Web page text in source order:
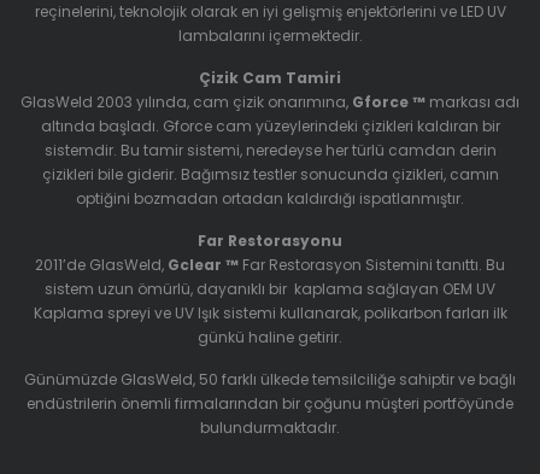
reçinelerini, teknolojik olarak en iyi gelişmiş enjektörlerini ve LED UV
lambalarını içermektedir.
Çizik Cam Tamiri
GlasWeld 2003 yılında, cam çizik onarımına, Gforce ™ markası adı
altında başladı. Gforce cam yüzeylerindeki çizikleri kaldıran bir
sistemdir. Bu tamir sistemi, neredeyse her türlü camdan derin
çizikleri bile giderir. Bağımsız testler sonucunda çizikleri, camın
optiğini bozmadan ortadan kaldırdığı ispatlanmıştır.
Far Restorasyonu
2011’de GlasWeld, Gclear ™ Far Restorasyon Sistemini tanıttı. Bu
sistem uzun ömürlü, dayanıklı bir kaplama sağlayan OEM UV
Kaplama spreyi ve UV Işık sistemi kullanarak, polikarbon farları ilk
günkü haline getirir.
Günümüzde GlasWeld, 50 farklı ülkede temsilciliğe sahiptir ve bağlı
endüstrilerin önemli firmalarından bir çoğunu müşteri portföyünde
bulundurmaktadır.